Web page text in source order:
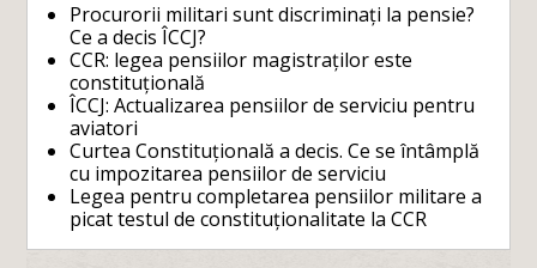
Procurorii militari sunt discriminați la pensie?
Ce a decis ÎCCJ?
CCR: legea pensiilor magistraților este
constituțională
ÎCCJ: Actualizarea pensiilor de serviciu pentru
aviatori
Curtea Constituțională a decis. Ce se întâmplă
cu impozitarea pensiilor de serviciu
Legea pentru completarea pensiilor militare a
picat testul de constituționalitate la CCR